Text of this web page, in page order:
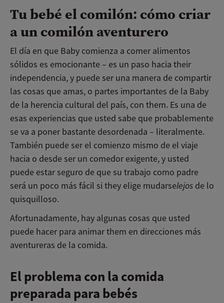
Tu bebé el comilón: cómo criar
a un comilón aventurero
El día en que Baby comienza a comer alimentos
sólidos es emocionante – es un paso hacia their
independencia, y puede ser una manera de compartir
las cosas que amas, o partes importantes de la Baby
de la herencia cultural del país, con them. Es una de
esas experiencias que usted sabe que probablemente
se va a poner bastante desordenada – literalmente.
También puede ser el comienzo mismo de el viaje
hacia o desde ser un comedor exigente, y usted
puede estar seguro de que su trabajo como padre
será un poco más fácil si they elige mudarselejos de lo
quisquilloso.
Afortunadamente, hay algunas cosas que usted
puede hacer para animar them en direcciones más
aventureras de la comida.
El problema con la comida
preparada para bebés